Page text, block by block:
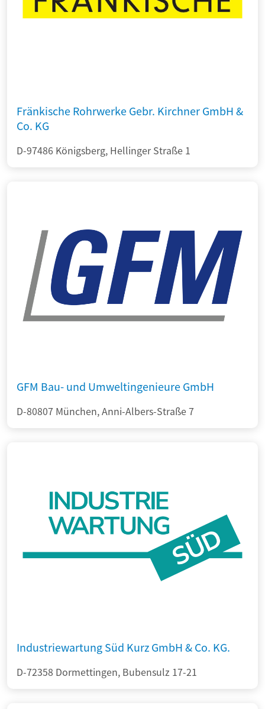
Fränkische Rohrwerke Gebr. Kirchner GmbH &
Co. KG
D-97486 Königsberg, Hellinger Straße 1
GFM Bau- und Umweltingenieure GmbH
D-80807 München, Anni-Albers-Straße 7
Industriewartung Süd Kurz GmbH & Co. KG.
D-72358 Dormettingen, Bubensulz 17-21